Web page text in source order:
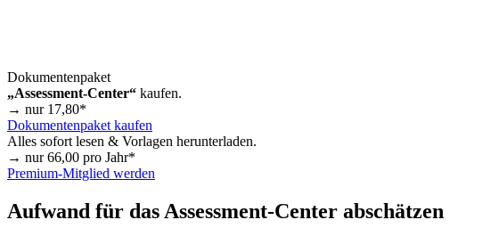
Dokumentenpaket
„Assessment-Center“ kaufen.
→ nur 17,80*
Dokumentenpaket kaufen
Alles sofort lesen & Vorlagen herunterladen.
→ nur66,00 pro Jahr*
Premium-Mitglied werden
Aufwand für das Assessment-Center abschätzen